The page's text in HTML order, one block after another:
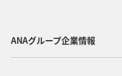
ANAグループ企業情報